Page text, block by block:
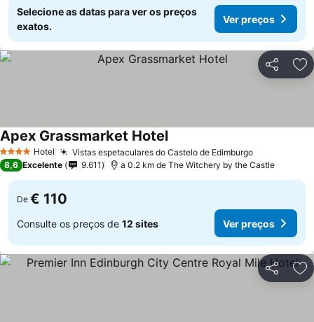
Selecione as datas para ver os preços
exatos.
Ver preços
Partilhar
4 EstrelasHotel Vistas espetaculares do Castelo de EdimburgoVer preços
Apex Grassmarket HotelVer preços
8,6 Excelente 9.611 a 0.2 km de The Witchery by the Castle
De € 110
Consulte os preços de 12 sites Ver preços
Partilhar